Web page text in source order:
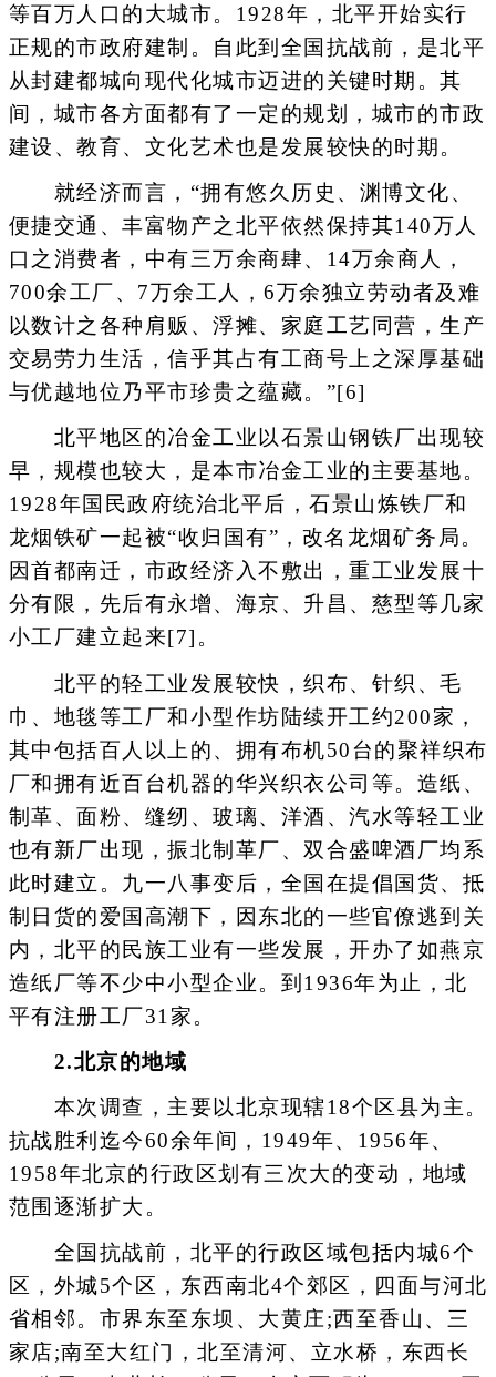
等百万人口的大城市。1928年，北平开始实行
正规的市政府建制。自此到全国抗战前，是北平
从封建都城向现代化城市迈进的关键时期。其
间，城市各方面都有了一定的规划，城市的市政
建设、教育、文化艺术也是发展较快的时期。
就经济而言，“拥有悠久历史、渊博文化、
便捷交通、丰富物产之北平依然保持其140万人
口之消费者，中有三万余商肆、14万余商人，
700余工厂、7万余工人，6万余独立劳动者及难
以数计之各种肩贩、浮摊、家庭工艺同营，生产
交易劳力生活，信乎其占有工商号上之深厚基础
与优越地位乃平市珍贵之蕴藏。”[6]
北平地区的冶金工业以石景山钢铁厂出现较
早，规模也较大，是本市冶金工业的主要基地。
1928年国民政府统治北平后，石景山炼铁厂和
龙烟铁矿一起被“收归国有”，改名龙烟矿务局。
因首都南迁，市政经济入不敷出，重工业发展十
分有限，先后有永增、海京、升昌、慈型等几家
小工厂建立起来[7]。
北平的轻工业发展较快，织布、针织、毛
巾、地毯等工厂和小型作坊陆续开工约200家，
其中包括百人以上的、拥有布机50台的聚祥织布
厂和拥有近百台机器的华兴织衣公司等。造纸、
制革、面粉、缝纫、玻璃、洋酒、汽水等轻工业
也有新厂出现，振北制革厂、双合盛啤酒厂均系
此时建立。九一八事变后，全国在提倡国货、抵
制日货的爱国高潮下，因东北的一些官僚逃到关
内，北平的民族工业有一些发展，开办了如燕京
造纸厂等不少中小型企业。到1936年为止，北
平有注册工厂31家。
2.北京的地域
本次调查，主要以北京现辖18个区县为主。
抗战胜利迄今60余年间，1949年、1956年、
1958年北京的行政区划有三次大的变动，地域
范围逐渐扩大。
全国抗战前，北平的行政区域包括内城6个
区，外城5个区，东西南北4个郊区，四面与河北
省相邻。市界东至东坝、大黄庄;西至香山、三
家店;南至大红门，北至清河、立水桥，东西长